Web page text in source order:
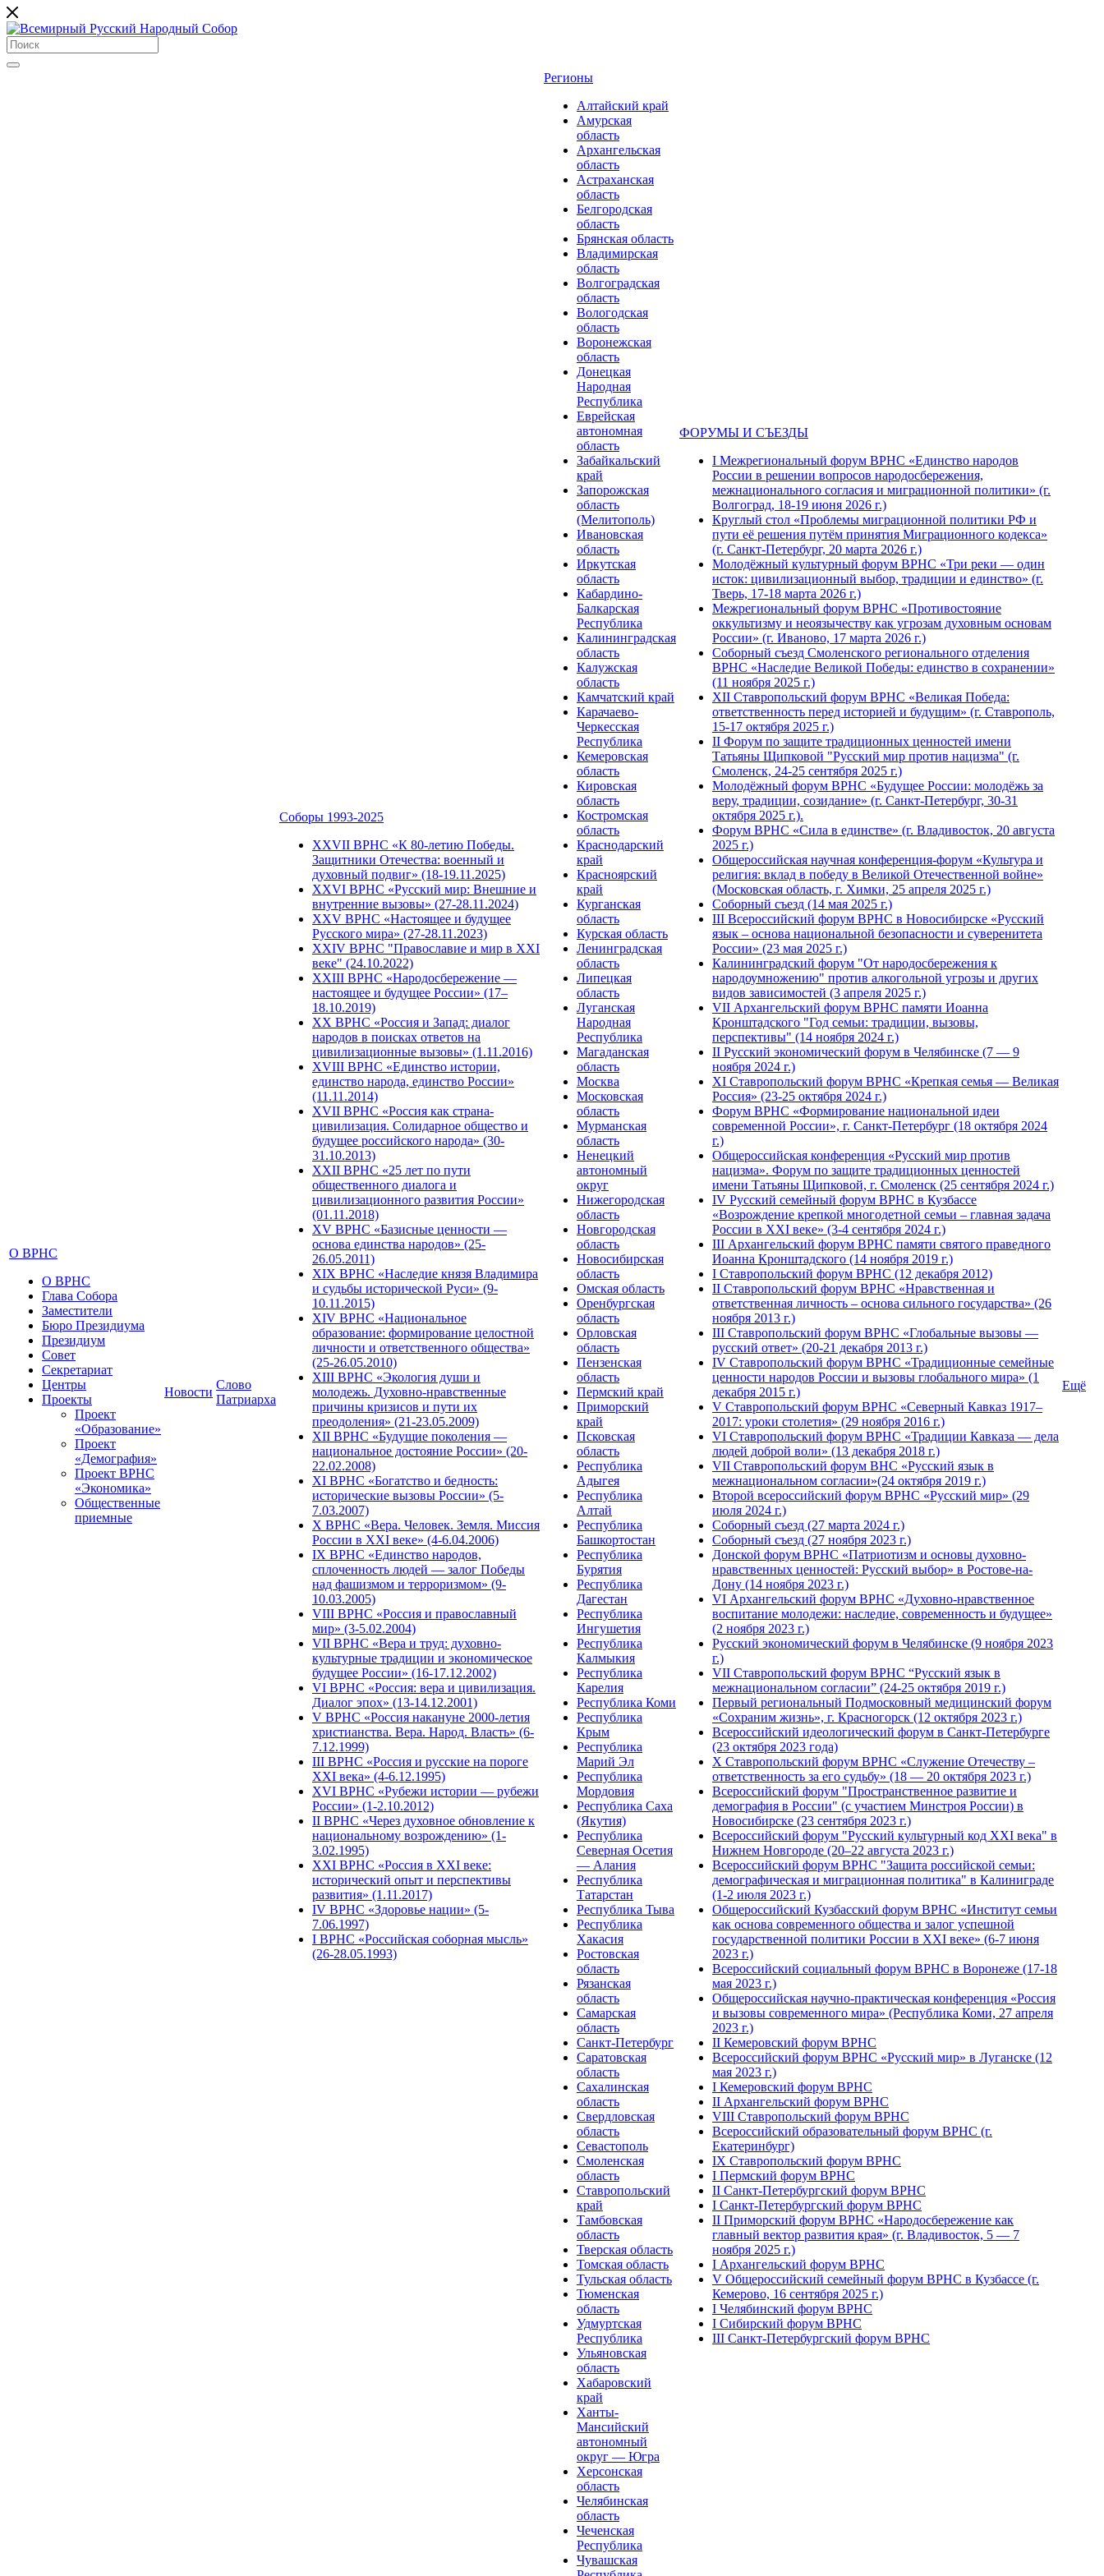
О ВРНС
О ВРНС
Глава Собора
Заместители
Бюро Президиума
Президиум
Совет
Секретариат
Центры
Проекты
Проект
«Образование»
Проект
«Демография»
Проект ВРНС
«Экономика»
Общественные
приемные
Новости
Слово
Патриарха
Соборы 1993-2025
ХХVII ВРНС «К 80-летию Победы.
Защитники Отечества: военный и
духовный подвиг» (18-19.11.2025)
XXVI ВРНС «Русский мир: Внешние и
внутренние вызовы» (27-28.11.2024)
XXV ВРНС «Настоящее и будущее
Русского мира» (27-28.11.2023)
XXIV ВРНС "Православие и мир в XXI
веке" (24.10.2022)
XXIII ВРНС «Народосбережение —
настоящее и будущее России» (17–
18.10.2019)
XX ВРНС «Россия и Запад: диалог
народов в поисках ответов на
цивилизационные вызовы» (1.11.2016)
XVIII ВРНС «Единство истории,
единство народа, единство России»
(11.11.2014)
XVII ВРНС «Россия как страна-
цивилизация. Солидарное общество и
будущее российского народа» (30-
31.10.2013)
XXII ВРНС «25 лет по пути
общественного диалога и
цивилизационного развития России»
(01.11.2018)
XV ВРНС «Базисные ценности —
основа единства народов» (25-
26.05.2011)
XIX ВРНС «Наследие князя Владимира
и судьбы исторической Руси» (9-
10.11.2015)
XIV ВРНС «Национальное
образование: формирование целостной
личности и ответственного общества»
(25-26.05.2010)
XIII ВРНС «Экология души и
молодежь. Духовно-нравственные
причины кризисов и пути их
преодоления» (21-23.05.2009)
XII ВРНС «Будущие поколения —
национальное достояние России» (20-
22.02.2008)
XI ВРНС «Богатство и бедность:
исторические вызовы России» (5-
7.03.2007)
X ВРНС «Вера. Человек. Земля. Миссия
России в XXI веке» (4-6.04.2006)
IX ВРНС «Единство народов,
сплоченность людей — залог Победы
над фашизмом и терроризмом» (9-
10.03.2005)
VIII ВРНС «Россия и православный
мир» (3-5.02.2004)
VII ВРНС «Вера и труд: духовно-
культурные традиции и экономическое
будущее России» (16-17.12.2002)
VI ВРНС «Россия: вера и цивилизация.
Диалог эпох» (13-14.12.2001)
V ВРНС «Россия накануне 2000-летия
христианства. Вера. Народ. Власть» (6-
7.12.1999)
III ВРНС «Россия и русские на пороге
XXI века» (4-6.12.1995)
XVI ВРНС «Рубежи истории — рубежи
России» (1-2.10.2012)
II ВРНС «Через духовное обновление к
национальному возрождению» (1-
3.02.1995)
XХI ВРНС «Россия в XXI веке:
исторический опыт и перспективы
развития» (1.11.2017)
IV ВРНС «Здоровье нации» (5-
7.06.1997)
I ВРНС «Российская соборная мысль»
(26-28.05.1993)
Регионы
Алтайский край
Амурская
область
Архангельская
область
Астраханская
область
Белгородская
область
Брянская область
Владимирская
область
Волгоградская
область
Вологодская
область
Воронежская
область
Донецкая
Народная
Республика
Еврейская
автономная
область
Забайкальский
край
Запорожская
область
(Мелитополь)
Ивановская
область
Иркутская
область
Кабардино-
Балкарская
Республика
Калининградская
область
Калужская
область
Камчатский край
Карачаево-
Черкесская
Республика
Кемеровская
область
Кировская
область
Костромская
область
Краснодарский
край
Красноярский
край
Курганская
область
Курская область
Ленинградская
область
Липецкая
область
Луганская
Народная
Республика
Магаданская
область
Москва
Московская
область
Мурманская
область
Ненецкий
автономный
округ
Нижегородская
область
Новгородская
область
Новосибирская
область
Омская область
Оренбургская
область
Орловская
область
Пензенская
область
Пермский край
Приморский
край
Псковская
область
Республика
Адыгея
Республика
Алтай
Республика
Башкортостан
Республика
Бурятия
Республика
Дагестан
Республика
Ингушетия
Республика
Калмыкия
Республика
Карелия
Республика Коми
Республика
Крым
Республика
Марий Эл
Республика
Мордовия
Республика Саха
(Якутия)
Республика
Северная Осетия
— Алания
Республика
Татарстан
Республика Тыва
Республика
Хакасия
Ростовская
область
Рязанская
область
Самарская
область
Санкт-Петербург
Саратовская
область
Сахалинская
область
Свердловская
область
Севастополь
Смоленская
область
Ставропольский
край
Тамбовская
область
Тверская область
Томская область
Тульская область
Тюменская
область
Удмуртская
Республика
Ульяновская
область
Хабаровский
край
Ханты-
Мансийский
автономный
округ — Югра
Херсонская
область
Челябинская
область
Чеченская
Республика
Чувашская
ФОРУМЫ И СЪЕЗДЫ
I Межрегиональный форум ВРНС «Единство народов
России в решении вопросов народосбережения,
межнационального согласия и миграционной политики» (г.
Волгоград, 18-19 июня 2026 г.)
Круглый стол «Проблемы миграционной политики РФ и
пути её решения путём принятия Миграционного кодекса»
(г. Санкт-Петербург, 20 марта 2026 г.)
Молодёжный культурный форум ВРНС «Три реки — один
исток: цивилизационный выбор, традиции и единство» (г.
Тверь, 17-18 марта 2026 г.)
Межрегиональный форум ВРНС «Противостояние
оккультизму и неоязычеству как угрозам духовным основам
России» (г. Иваново, 17 марта 2026 г.)
Соборный съезд Смоленского регионального отделения
ВРНС «Наследие Великой Победы: единство в сохранении»
(11 ноября 2025 г.)
XII Ставропольский форум ВРНС «Великая Победа:
ответственность перед историей и будущим» (г. Ставрополь,
15-17 октября 2025 г.)
II Форум по защите традиционных ценностей имени
Татьяны Щипковой "Русский мир против нацизма" (г.
Смоленск, 24-25 сентября 2025 г.)
Молодёжный форум ВРНС «Будущее России: молодёжь за
веру, традиции, созидание» (г. Санкт-Петербург, 30-31
октября 2025 г.).
Форум ВРНС «Сила в единстве» (г. Владивосток, 20 августа
2025 г.)
Общероссийская научная конференция-форум «Культура и
религия: вклад в победу в Великой Отечественной войне»
(Московская область, г. Химки, 25 апреля 2025 г.)
Соборный съезд (14 мая 2025 г.)
III Всероссийский форум ВРНС в Новосибирске «Русский
язык – основа национальной безопасности и суверенитета
России» (23 мая 2025 г.)
Калининградский форум "От народосбережения к
народоумножению" против алкогольной угрозы и других
видов зависимостей (3 апреля 2025 г.)
VII Архангельский форум ВРНС памяти Иоанна
Кронштадского "Год семьи: традиции, вызовы,
перспективы" (14 ноября 2024 г.)
II Русский экономический форум в Челябинске (7 — 9
ноября 2024 г.)
ХI Ставропольский форум ВРНС «Крепкая семья — Великая
Россия» (23-25 октября 2024 г.)
Форум ВРНС «Формирование национальной идеи
современной России», г. Санкт-Петербург (18 октября 2024
г.)
Общероссийская конференция «Русский мир против
нацизма». Форум по защите традиционных ценностей
имени Татьяны Щипковой, г. Смоленск (25 сентября 2024 г.)
IV Русский семейный форум ВРНС в Кузбассе
«Возрождение крепкой многодетной семьи – главная задача
России в XXI веке» (3-4 сентября 2024 г.)
III Архангельский форум ВРНС памяти святого праведного
Иоанна Кронштадского (14 ноября 2019 г.)
I Ставропольский форум ВРНС (12 декабря 2012)
II Ставропольский форум ВРНС «Нравственная и
ответственная личность – основа сильного государства» (26
ноября 2013 г.)
III Ставропольский форум ВРНС «Глобальные вызовы —
русский ответ» (20-21 декабря 2013 г.)
IV Ставропольский форум ВРНС «Традиционные семейные
ценности народов России и вызовы глобального мира» (1
декабря 2015 г.)
V Ставропольский форум ВРНС «Северный Кавказ 1917–
2017: уроки столетия» (29 ноября 2016 г.)
VI Ставропольский форум ВРНС «Традиции Кавказа — дела
людей доброй воли» (13 декабря 2018 г.)
VII Ставропольский форум ВHС «Русский язык в
межнациональном согласии»(24 октября 2019 г.)
Второй всероссийский форум ВРНС «Русский мир» (29
июля 2024 г.)
Соборный съезд (27 марта 2024 г.)
Соборный съезд (27 ноября 2023 г.)
Донской форум ВРНС «Патриотизм и основы духовно-
нравственных ценностей: Русский выбор» в Ростове-на-
Дону (14 ноября 2023 г.)
VI Архангельский форум ВРНС «Духовно-нравственное
воспитание молодежи: наследие, современность и будущее»
(2 ноября 2023 г.)
Русский экономический форум в Челябинске (9 ноября 2023
г.)
VII Ставропольский форум ВРНС “Русский язык в
межнациональном согласии” (24-25 октября 2019 г.)
Первый региональный Подмосковный медицинский форум
«Сохраним жизнь», г. Красногорск (12 октября 2023 г.)
Всероссийский идеологический форум в Санкт-Петербурге
(23 октября 2023 года)
X Ставропольский форум ВРНС «Служение Отечеству –
ответственность за его судьбу» (18 — 20 октября 2023 г.)
Всероссийский форум "Пространственное развитие и
демография в России" (с участием Минстроя России) в
Новосибирске (23 сентября 2023 г.)
Всероссийский форум "Русский культурный код XXI века" в
Нижнем Новгороде (20–22 августа 2023 г.)
Всероссийский форум ВРНС "Защита российской семьи:
демографическая и миграционная политика" в Калиниграде
(1-2 июля 2023 г.)
Общероссийский Кузбасский форум ВРНС «Институт семьи
как основа современного общества и залог успешной
государственной политики России в ХХI веке» (6-7 июня
2023 г.)
Всероссийский социальный форум ВРНС в Воронеже (17-18
мая 2023 г.)
Общероссийская научно-практическая конференция «Россия
и вызовы современного мира» (Республика Коми, 27 апреля
2023 г.)
II Кемеровский форум ВРНС
Всероссийский форум ВРНС «Русский мир» в Луганске (12
мая 2023 г.)
I Кемеровский форум ВРНС
II Архангельский форум ВРНС
VIII Ставропольский форум ВРНС
Всероссийский образовательный форум ВРНС (г.
Екатеринбург)
IX Ставропольский форум ВРНС
I Пермский форум ВРНС
II Санкт-Петербургский форум ВРНС
I Санкт-Петербургский форум ВРНС
II Приморский форум ВРНС «Народосбережение как
главный вектор развития края» (г. Владивосток, 5 — 7
ноября 2025 г.)
I Архангельский форум ВРНС
V Общероссийский семейный форум ВРНС в Кузбассе (г.
Кемерово, 16 сентября 2025 г.)
I Челябинский форум ВРНС
I Сибирский форум ВРНС
III Санкт-Петербургский форум ВРНС
Ещё